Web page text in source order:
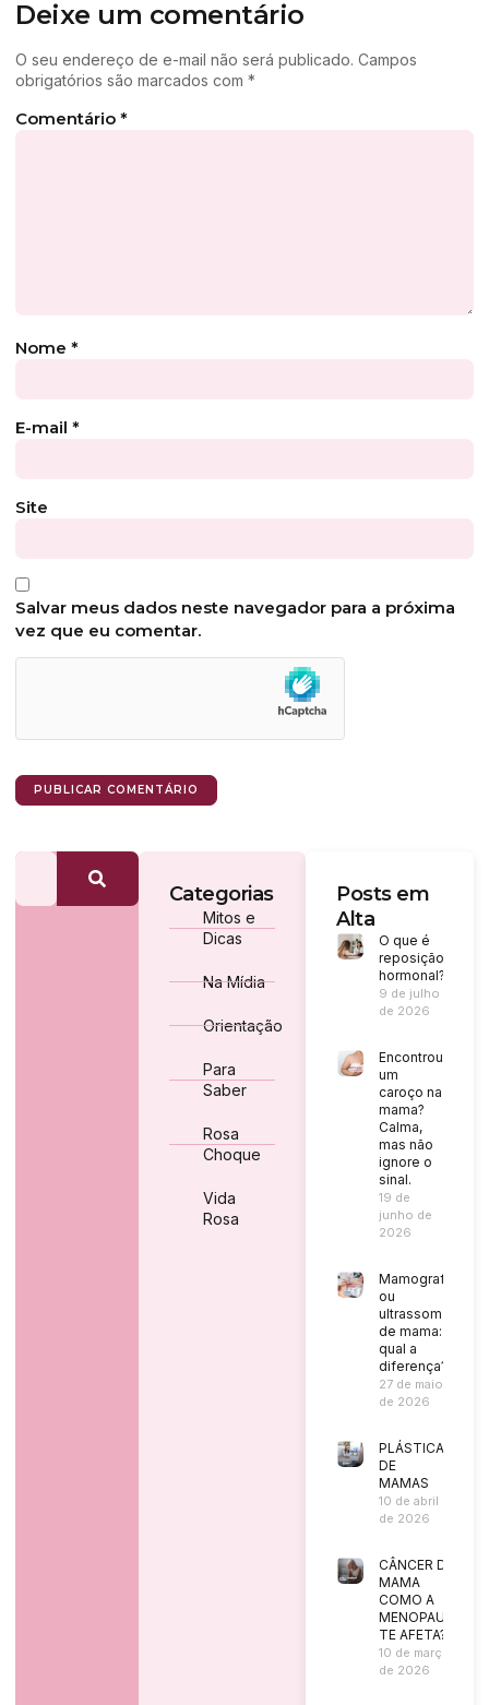
Deixe um comentário
O seu endereço de e-mail não será publicado. Campos
obrigatórios são marcados com *
Comentário *
Nome *
E-mail *
Site
Salvar meus dados neste navegador para a próxima
vez que eu comentar.
Categorias
Mitos e
Dicas
Na Mídia
Orientação
Para
Saber
Rosa
Choque
Vida
Rosa
Posts em
Alta
O que é
reposição
hormonal?
9 de julho
de 2026
Encontrou
um
caroço na
mama?
Calma,
mas não
ignore o
sinal.
19 de
junho de
2026
Mamografia
ou
ultrassom
de mama:
qual a
diferença?
27 de maio
de 2026
PLÁSTICA
DE
MAMAS
10 de abril
de 2026
CÂNCER DE
MAMA
COMO A
MENOPAUSA
TE AFETA?
10 de março
de 2026